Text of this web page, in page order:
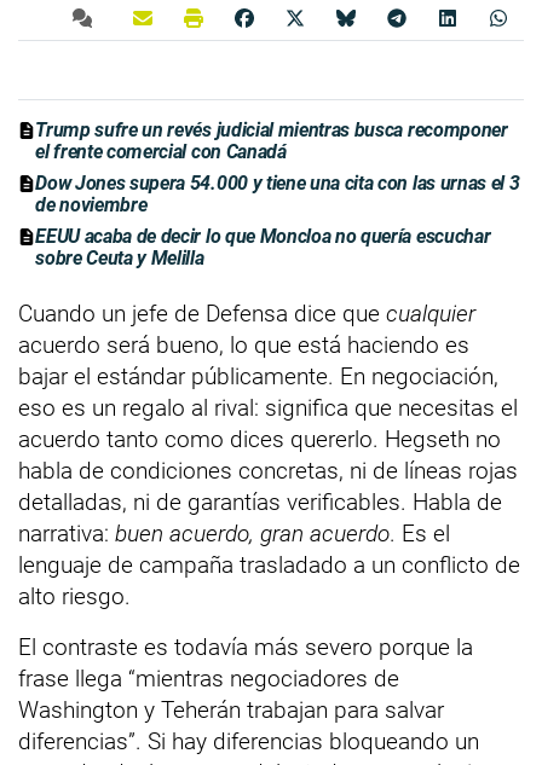
Trump sufre un revés judicial mientras busca recomponer
el frente comercial con Canadá
Dow Jones supera 54.000 y tiene una cita con las urnas el 3
de noviembre
EEUU acaba de decir lo que Moncloa no quería escuchar
sobre Ceuta y Melilla
Cuando un jefe de Defensa dice que cualquier
acuerdo será bueno, lo que está haciendo es
bajar el estándar públicamente. En negociación,
eso es un regalo al rival: significa que necesitas el
acuerdo tanto como dices quererlo. Hegseth no
habla de condiciones concretas, ni de líneas rojas
detalladas, ni de garantías verificables. Habla de
narrativa: buen acuerdo, gran acuerdo. Es el
lenguaje de campaña trasladado a un conflicto de
alto riesgo.
El contraste es todavía más severo porque la
frase llega “mientras negociadores de
Washington y Teherán trabajan para salvar
diferencias”. Si hay diferencias bloqueando un